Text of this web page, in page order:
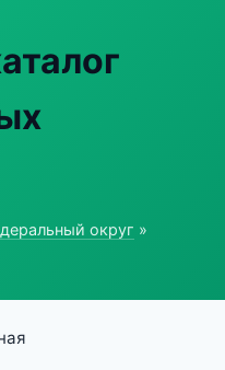
округ »